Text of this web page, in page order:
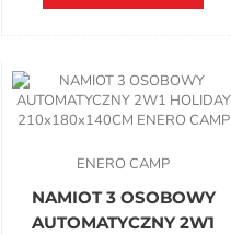
ENERO CAMP
NAMIOT 3 OSOBOWY
AUTOMATYCZNY 2W1